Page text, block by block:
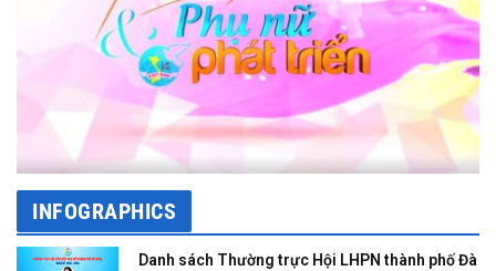
INFOGRAPHICS
Danh sách Thường trực Hội LHPN thành phố Đà